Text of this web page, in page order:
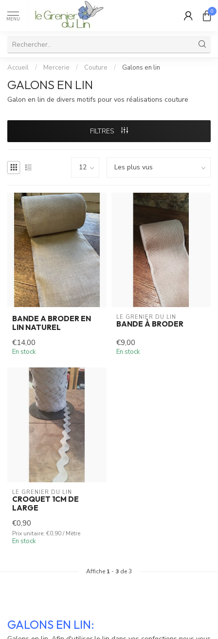
MENU
0
Accueil / Mercerie / Couture / Galons en lin
GALONS EN LIN
Galon en lin de divers motifs pour vos réalisations couture
FILTRES
BANDE A BRODER EN
LIN NATUREL
€14,00
En stock
LE GRENIER DU LIN
BANDE À BRODER
€9,00
En stock
LE GRENIER DU LIN
CROQUET 1CM DE
LARGE
€0,90
Prix unitaire: €0,90 / Mètre
En stock
Affiche 1 - 3 de 3
GALONS EN LIN: